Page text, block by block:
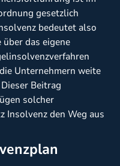
gesetzlich
bedeutet also
das eigene
Unternehmern weite
Beitrag
solcher
Insolvenz den Weg aus